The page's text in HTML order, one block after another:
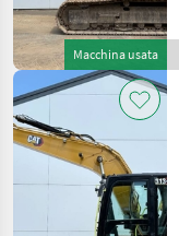
Macchina usata